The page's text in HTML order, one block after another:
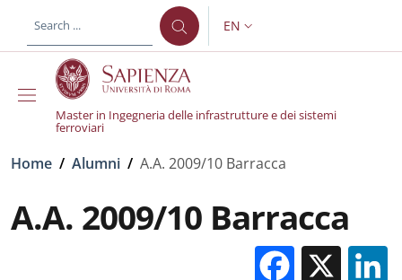
LANGUAGE SWITCHER:
EN
Master in Ingegneria delle infrastrutture e dei sistemi
ferroviari
Breadcrumb
Home / Alumni / A.A. 2009/10 Barracca
A.A. 2009/10 Barracca
X